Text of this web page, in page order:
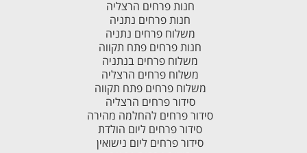
חנות פרחים הרצליה
חנות פרחים נתניה
משלוח פרחים נתניה
חנות פרחים פתח תקווה
משלוח פרחים בנתניה
משלוח פרחים הרצליה
משלוח פרחים פתח תקווה
סידור פרחים הרצליה
סידור פרחים להחלמה מהירה
סידור פרחים ליום הולדת
סידור פרחים ליום נישואין